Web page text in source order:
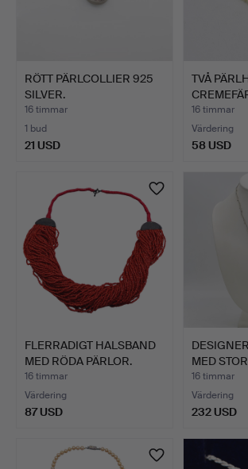
RÖTT PÄRLCOLLIER 925
SILVER.
16 timmar
1 bud
21 USD
TVÅ
16 timmar
Värdering
58 USD
FLERRADIGT HALSBAND
MED RÖDA PÄRLOR.
16 timmar
Värdering
87 USD
MED
HANDGJ…
16 timmar
Värdering
232 USD